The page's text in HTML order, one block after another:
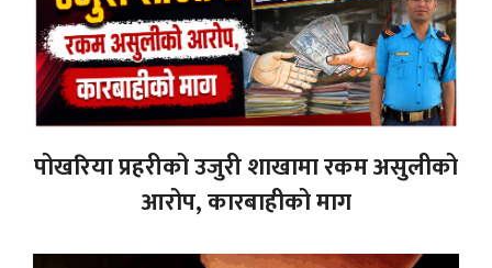
पोखरिया प्रहरीको उजुरी शाखामा रकम असुलीको
आरोप, कारबाहीको माग